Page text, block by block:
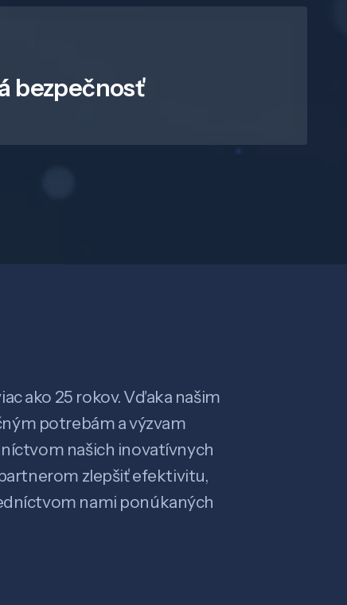
bezpečnosť
ako 25 rokov. Vďaka našim
potrebám a výzvam
našich inovatívnych
zlepšiť efektivitu,
nami ponúkaných